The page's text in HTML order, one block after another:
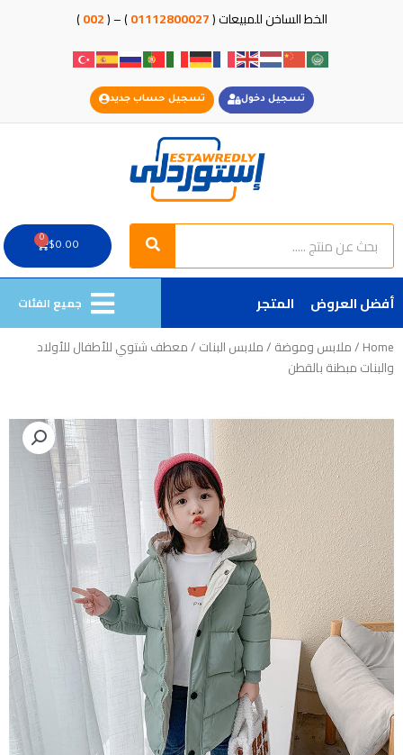
الخط الساخن للمبيعات (01112800027
) – (
002
)
تسجيل دخول تسجيل حساب جديد
Search
Search
$0.00
0
Cart
أفضل العروض المتجر جميع الفئات
Home
/ملابس وموضة /ملابس البنات / معطف شتوي للأطفال للأولاد
والبنات مبطنة بالقطن